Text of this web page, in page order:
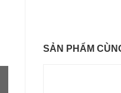
SẢN PHẨM